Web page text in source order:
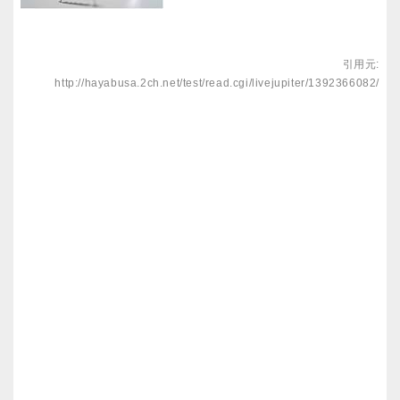
引用元:
http://hayabusa.2ch.net/test/read.cgi/livejupiter/1392366082/